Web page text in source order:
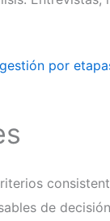
gestión por
de